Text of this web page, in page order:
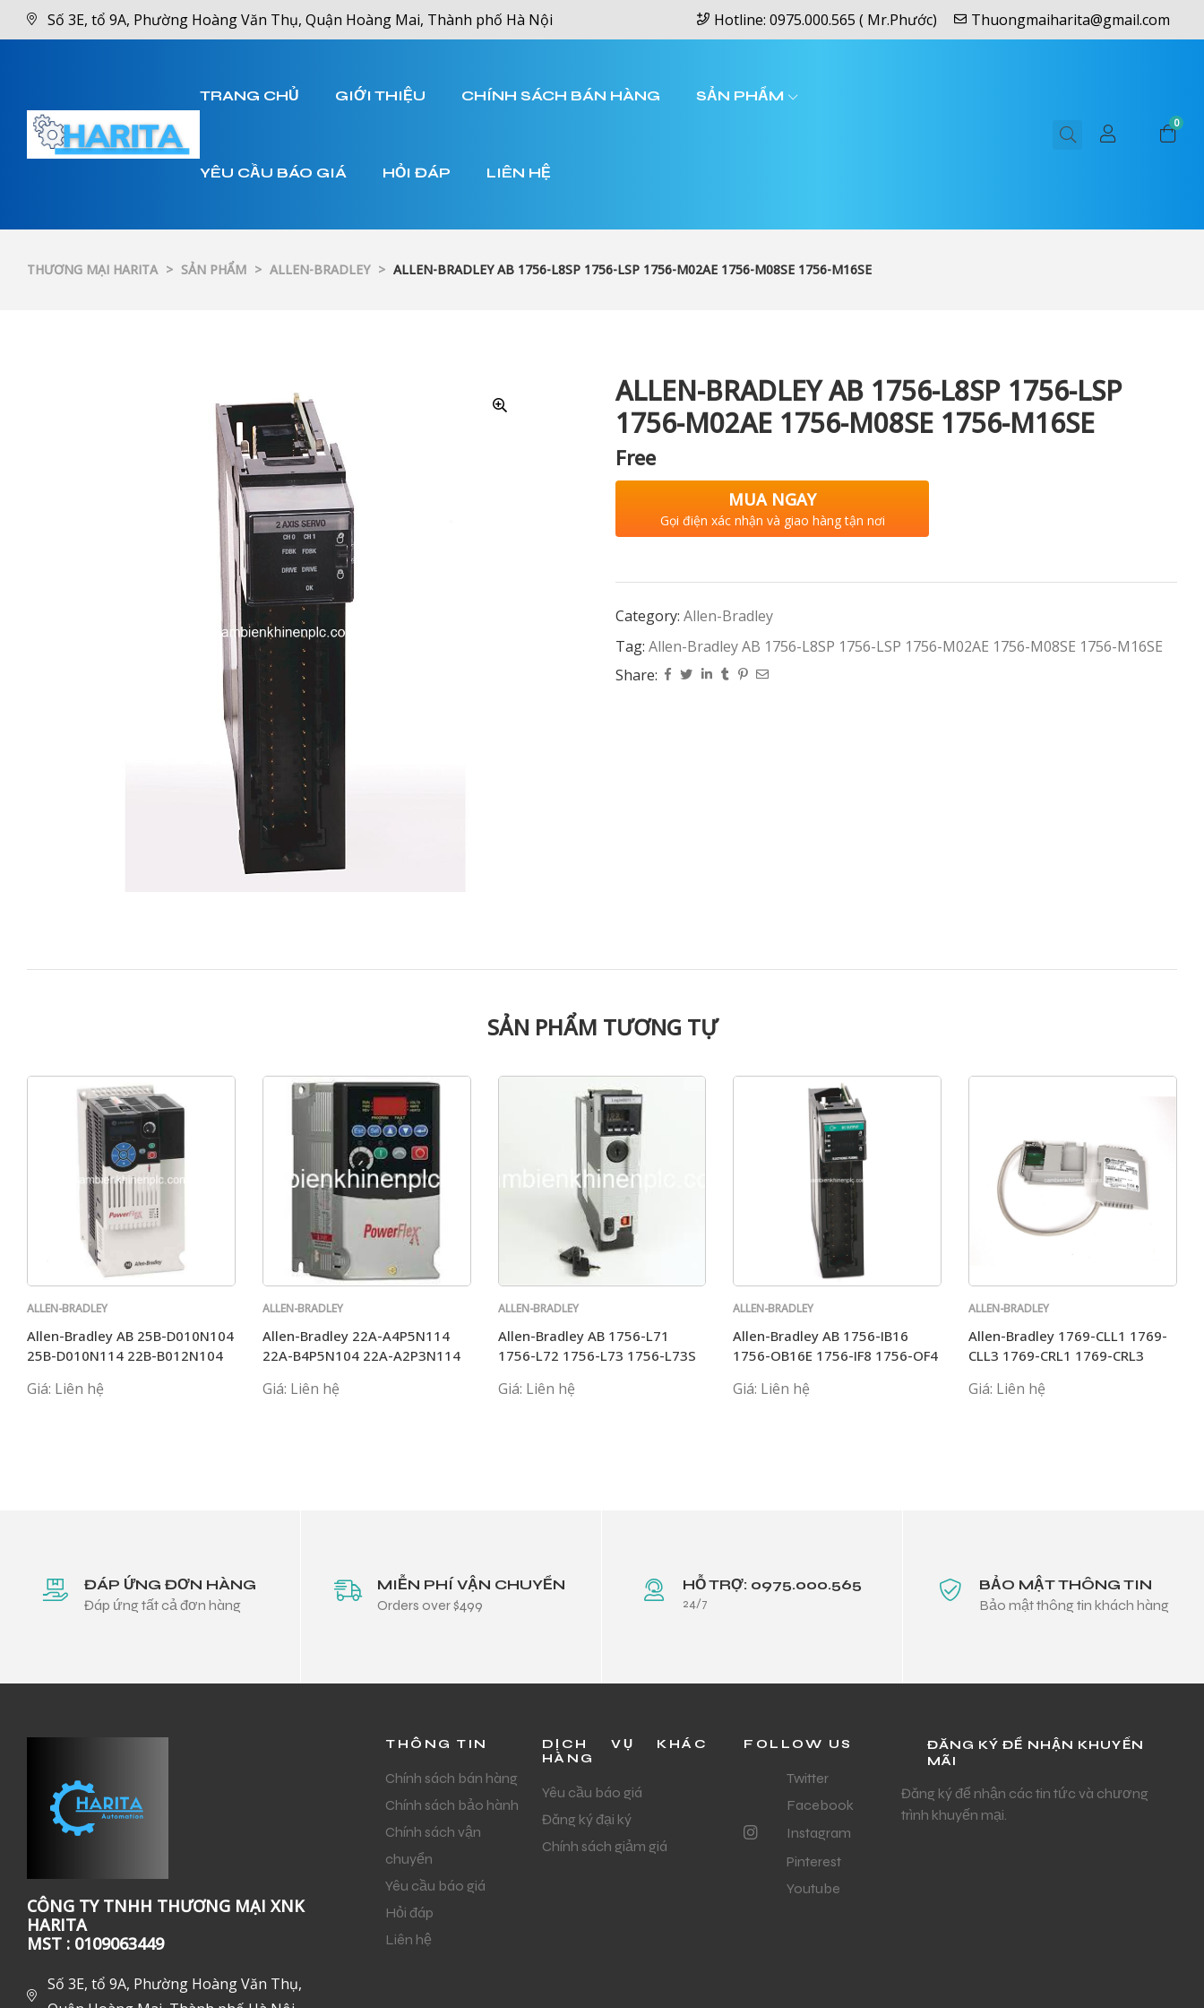
Số 3E, tổ 9A, Phường Hoàng Văn Thụ, Quận Hoàng Mai, Thành phố Hà Nội Hotline: 0975.000.565 ( Mr.Phước) Thuongmaiharita@gmail.com
TRANG CHỦ GIỚI THIỆU CHÍNH SÁCH BÁN HÀNG SẢN PHẨM
YÊU CẦU BÁO GIÁ HỎI ĐÁP LIÊN HỆ
0
THƯƠNG MẠI HARITA > SẢN PHẨM > ALLEN-BRADLEY > ALLEN-BRADLEY AB 1756-L8SP 1756-LSP 1756-M02AE 1756-M08SE 1756-M16SE
ALLEN-BRADLEY AB 1756-L8SP 1756-LSP
1756-M02AE 1756-M08SE 1756-M16SE
Free
MUA NGAY
Gọi điện xác nhận và giao hàng tận nơi
Category: Allen-Bradley
Tag: Allen-Bradley AB 1756-L8SP 1756-LSP 1756-M02AE 1756-M08SE 1756-M16SE
Share:
SẢN PHẨM TƯƠNG TỰ
ALLEN-BRADLEY
Allen-Bradley AB 25B-D010N104
25B-D010N114 22B-B012N104
Giá: Liên hệ
ALLEN-BRADLEY
Allen-Bradley 22A-A4P5N114
22A-B4P5N104 22A-A2P3N114
Giá: Liên hệ
ALLEN-BRADLEY
Allen-Bradley AB 1756-L71
1756-L72 1756-L73 1756-L73S
Giá: Liên hệ
ALLEN-BRADLEY
Allen-Bradley AB 1756-IB16
1756-OB16E 1756-IF8 1756-OF4
Giá: Liên hệ
ALLEN-BRADLEY
Allen-Bradley 1769-CLL1 1769-
CLL3 1769-CRL1 1769-CRL3
Giá: Liên hệ
ĐÁP ỨNG ĐƠN HÀNG
Đáp ứng tất cả đơn hàng
MIỄN PHÍ VẬN CHUYỂN
Orders over $499
HỖ TRỢ: 0975.000.565
24/7
BẢO MẬT THÔNG TIN
Bảo mật thông tin khách hàng
CÔNG TY TNHH THƯƠNG MẠI XNK
HARITA
MST : 0109063449
Số 3E, tổ 9A, Phường Hoàng Văn Thụ,
THÔNG TIN
Chính sách bán hàng
Chính sách bảo hành
Chính sách vận
chuyển
Yêu cầu báo giá
Hỏi đáp
Liên hệ
DỊCH VỤ KHÁC
HÀNG
Yêu cầu báo giá
Đăng ký đại ký
Chính sách giảm giá
FOLLOW US
Twitter
Facebook
Instagram
Pinterest
Youtube
ĐĂNG KÝ ĐỂ NHẬN KHUYẾN
MÃI
Đăng ký để nhận các tin tức và chương
trình khuyến mại.